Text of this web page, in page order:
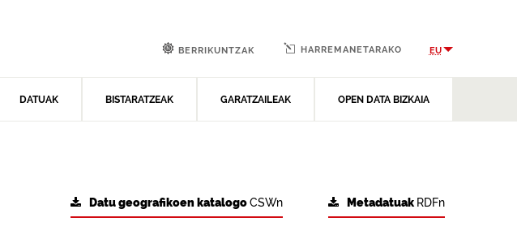
DATUAK BISTARATZEAK GARATZAILEAK OPEN DATA BIZKAIA
BERRIKUNTZAK HARREMANETARAKO EU
Metadatuak RDFn
Datu geografikoen katalogoCSWn